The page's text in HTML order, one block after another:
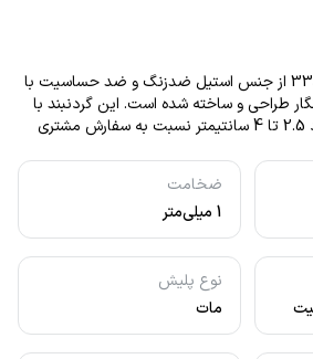
ضخامت
1 میلی‌متر
نوع پلیش
مات
گردنبند خدا با ماست کد 336 از جنس استیل ضدزنگ و ضد حساسیت با
طراحی و ساخته شده است. این گردنبند با
ضخامت 1 میلیمتر در ابعاد 2.5 تا 4 سانتیمتر نسبت به سفارش مشتری